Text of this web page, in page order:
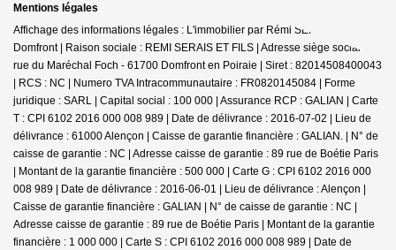
Mentions légales
Affichage des informations légales : L'immobilier par Rémi SERAIS -
Domfront | Raison sociale : REMI SERAIS ET FILS | Adresse siège social : 6
rue du Maréchal Foch - 61700 Domfront en Poiraie | Siret : 82014508400043
| RCS : NC | Numero TVA Intracommunautaire : FR0820145084 | Forme
juridique : SARL | Capital social : 100 000 | Assurance RCP : GALIAN | Carte
T : CPI 6102 2016 000 008 989 | Date de délivrance : 2016-07-02 | Lieu de
délivrance : 61000 Alençon | Caisse de garantie financière : GALIAN. | N° de
caisse de garantie : NC | Adresse caisse de garantie : 89 rue de Boétie Paris
| Montant de la garantie financière : 500 000 | Carte G : CPI 6102 2016 000
008 989 | Date de délivrance : 2016-06-01 | Lieu de délivrance : Alençon |
Caisse de garantie financière : GALIAN | N° de caisse de garantie : NC |
Adresse caisse de garantie : 89 rue de Boétie Paris | Montant de la garantie
financière : 1 000 000 | Carte S : CPI 6102 2016 000 008 989 | Date de